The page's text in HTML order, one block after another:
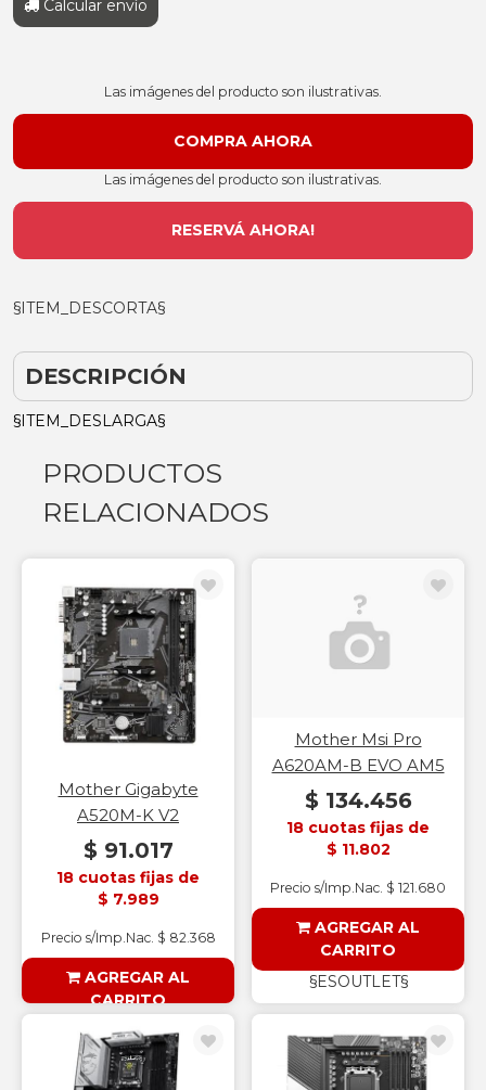
Calcular envío
Las imágenes del producto son ilustrativas.
Las imágenes del producto son ilustrativas.
RESERVÁ AHORA!
§ITEM_DESCORTA§
DESCRIPCIÓN
§ITEM_DESLARGA§
PRODUCTOS
RELACIONADOS
Mother Gigabyte
A520M-K V2
$ 91.017
18 cuotas fijas de
$ 7.989
Precio s/Imp.Nac. $ 82.368
AGREGAR AL
CARRITO
§ESOUTLET§
Mother Msi Pro
A620AM-B EVO AM5
$ 134.456
18 cuotas fijas de
$ 11.802
Precio s/Imp.Nac. $ 121.680
AGREGAR AL
CARRITO
§ESOUTLET§